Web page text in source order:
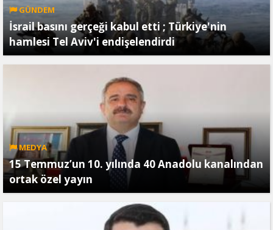
GÜNDEM
İsrail basını gerçeği kabul etti ; Türkiye'nin
hamlesi Tel Aviv'i endişelendirdi
MEDYA
15 Temmuz’un 10. yılında 40 Anadolu kanalından
ortak özel yayın